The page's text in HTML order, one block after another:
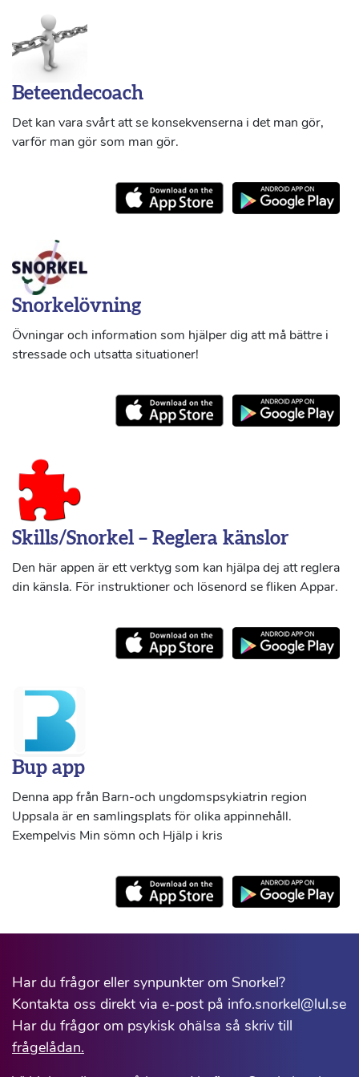
Beteendecoach
Det kan vara svårt att se konsekvenserna i det man gör,
varför man gör som man gör.
Snorkelövning
Övningar och information som hjälper dig att må bättre i
stressade och utsatta situationer!
Skills/Snorkel – Reglera känslor
Den här appen är ett verktyg som kan hjälpa dej att reglera
din känsla. För instruktioner och lösenord se fliken Appar.
Bup app
Denna app från Barn-och ungdomspsykiatrin region
Uppsala är en samlingsplats för olika appinnehåll.
Exempelvis Min sömn och Hjälp i kris
Har du frågor eller synpunkter om Snorkel?
Kontakta oss direkt via e-post på info.snorkel@lul.se
Har du frågor om psykisk ohälsa så skriv till
frågelådan.